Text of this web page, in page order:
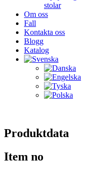
stolar
Om oss
Fall
Kontakta oss
Blogg
Katalog
Produktdata
Item no